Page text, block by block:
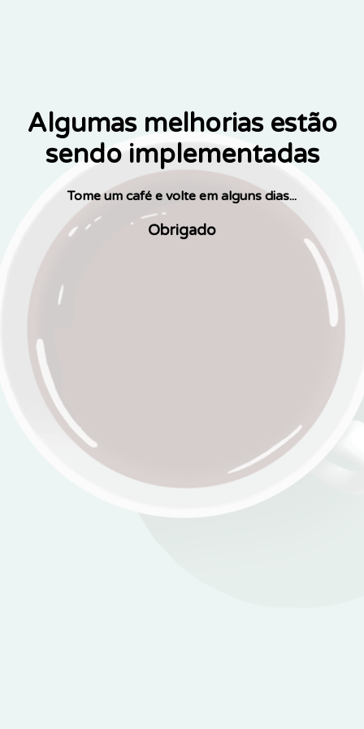
Algumas melhorias estão
sendo implementadas
Tome um café e volte em alguns dias...
Obrigado